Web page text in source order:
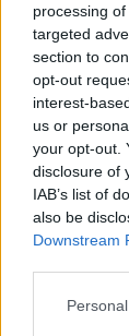
processing
targeted
section to
opt-out
interest-
us or
your opt-out.
disclosure of
IAB’s list of
also be
Downstream
VIRGILIO
Trending